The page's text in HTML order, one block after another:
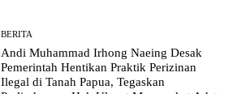
BERITA
Andi Muhammad Irhong Naeing Desak
Pemerintah Hentikan Praktik Perizinan
Ilegal di Tanah Papua, Tegaskan